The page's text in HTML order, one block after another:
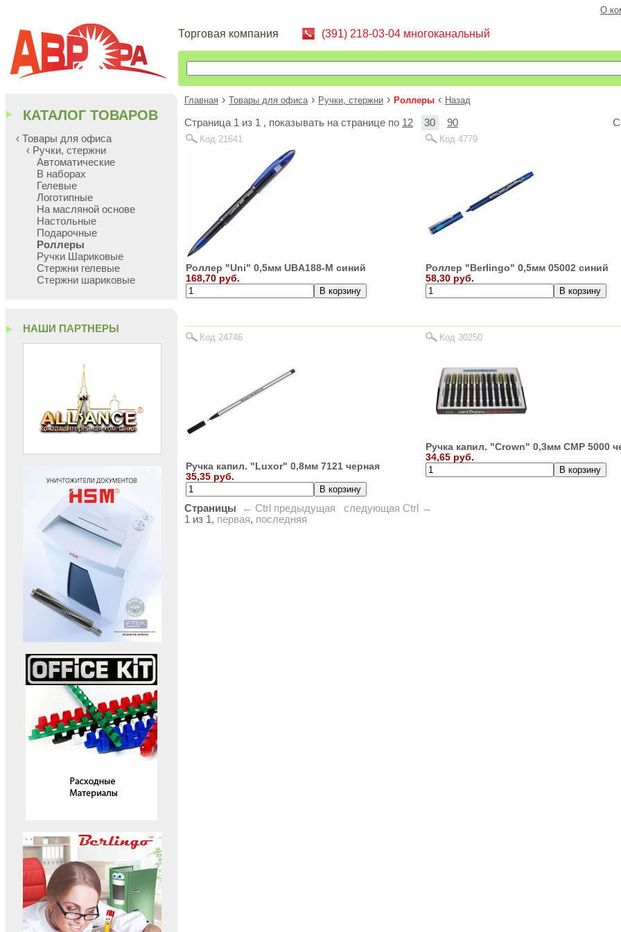
О
Торговая компания (391) 218-03-04 многоканальный
Главная › Товары для офиса › Ручки, стержни › Роллеры ‹ Назад
Cтраница 1 из 1 , показывать на странице по 12 30 90
Код 21641
Роллер "Uni" 0,5мм UBA188-M синий
168,70 руб.
Код 4779
Роллер "Berlingo" 0,5мм 05002 синий
58,30 руб.
Код 24746
Ручка капил. "Luxor" 0,8мм 7121 черная
35,35 руб.
Код 30250
Ручка капил. "Crown" 0,3мм CMP 5000
34,65 руб.
Страницы ← Ctrl предыдущая следующая Ctrl →
1 из 1, первая, последняя
КАТАЛОГ ТОВАРОВ
‹ Товары для офиса
‹ Ручки, стержни
Автоматические
В наборах
Гелевые
Логотипные
На масляной основе
Настольные
Подарочные
Роллеры
Ручки Шариковые
Стержни гелевые
Стержни шариковые
НАШИ ПАРТНЕРЫ